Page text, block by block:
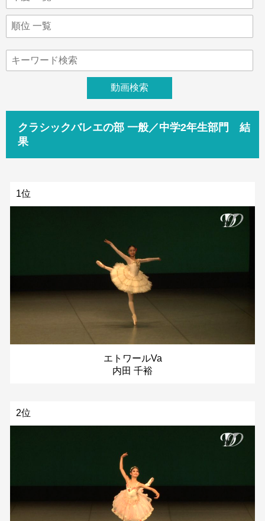
クラシックバレエの部 一般／中学2年生部門 結
果
1位
エトワールVa
内田 千裕
2位